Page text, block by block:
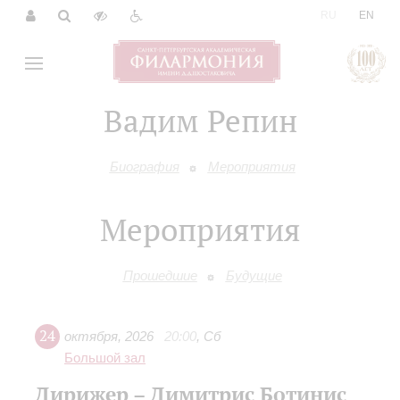
EN
Вадим Репин
Биография Мероприятия
Мероприятия
Прошедшие Будущие
24 октября, 2026 20:00, Сб
Большой зал
Дирижер – Димитрис Ботинис